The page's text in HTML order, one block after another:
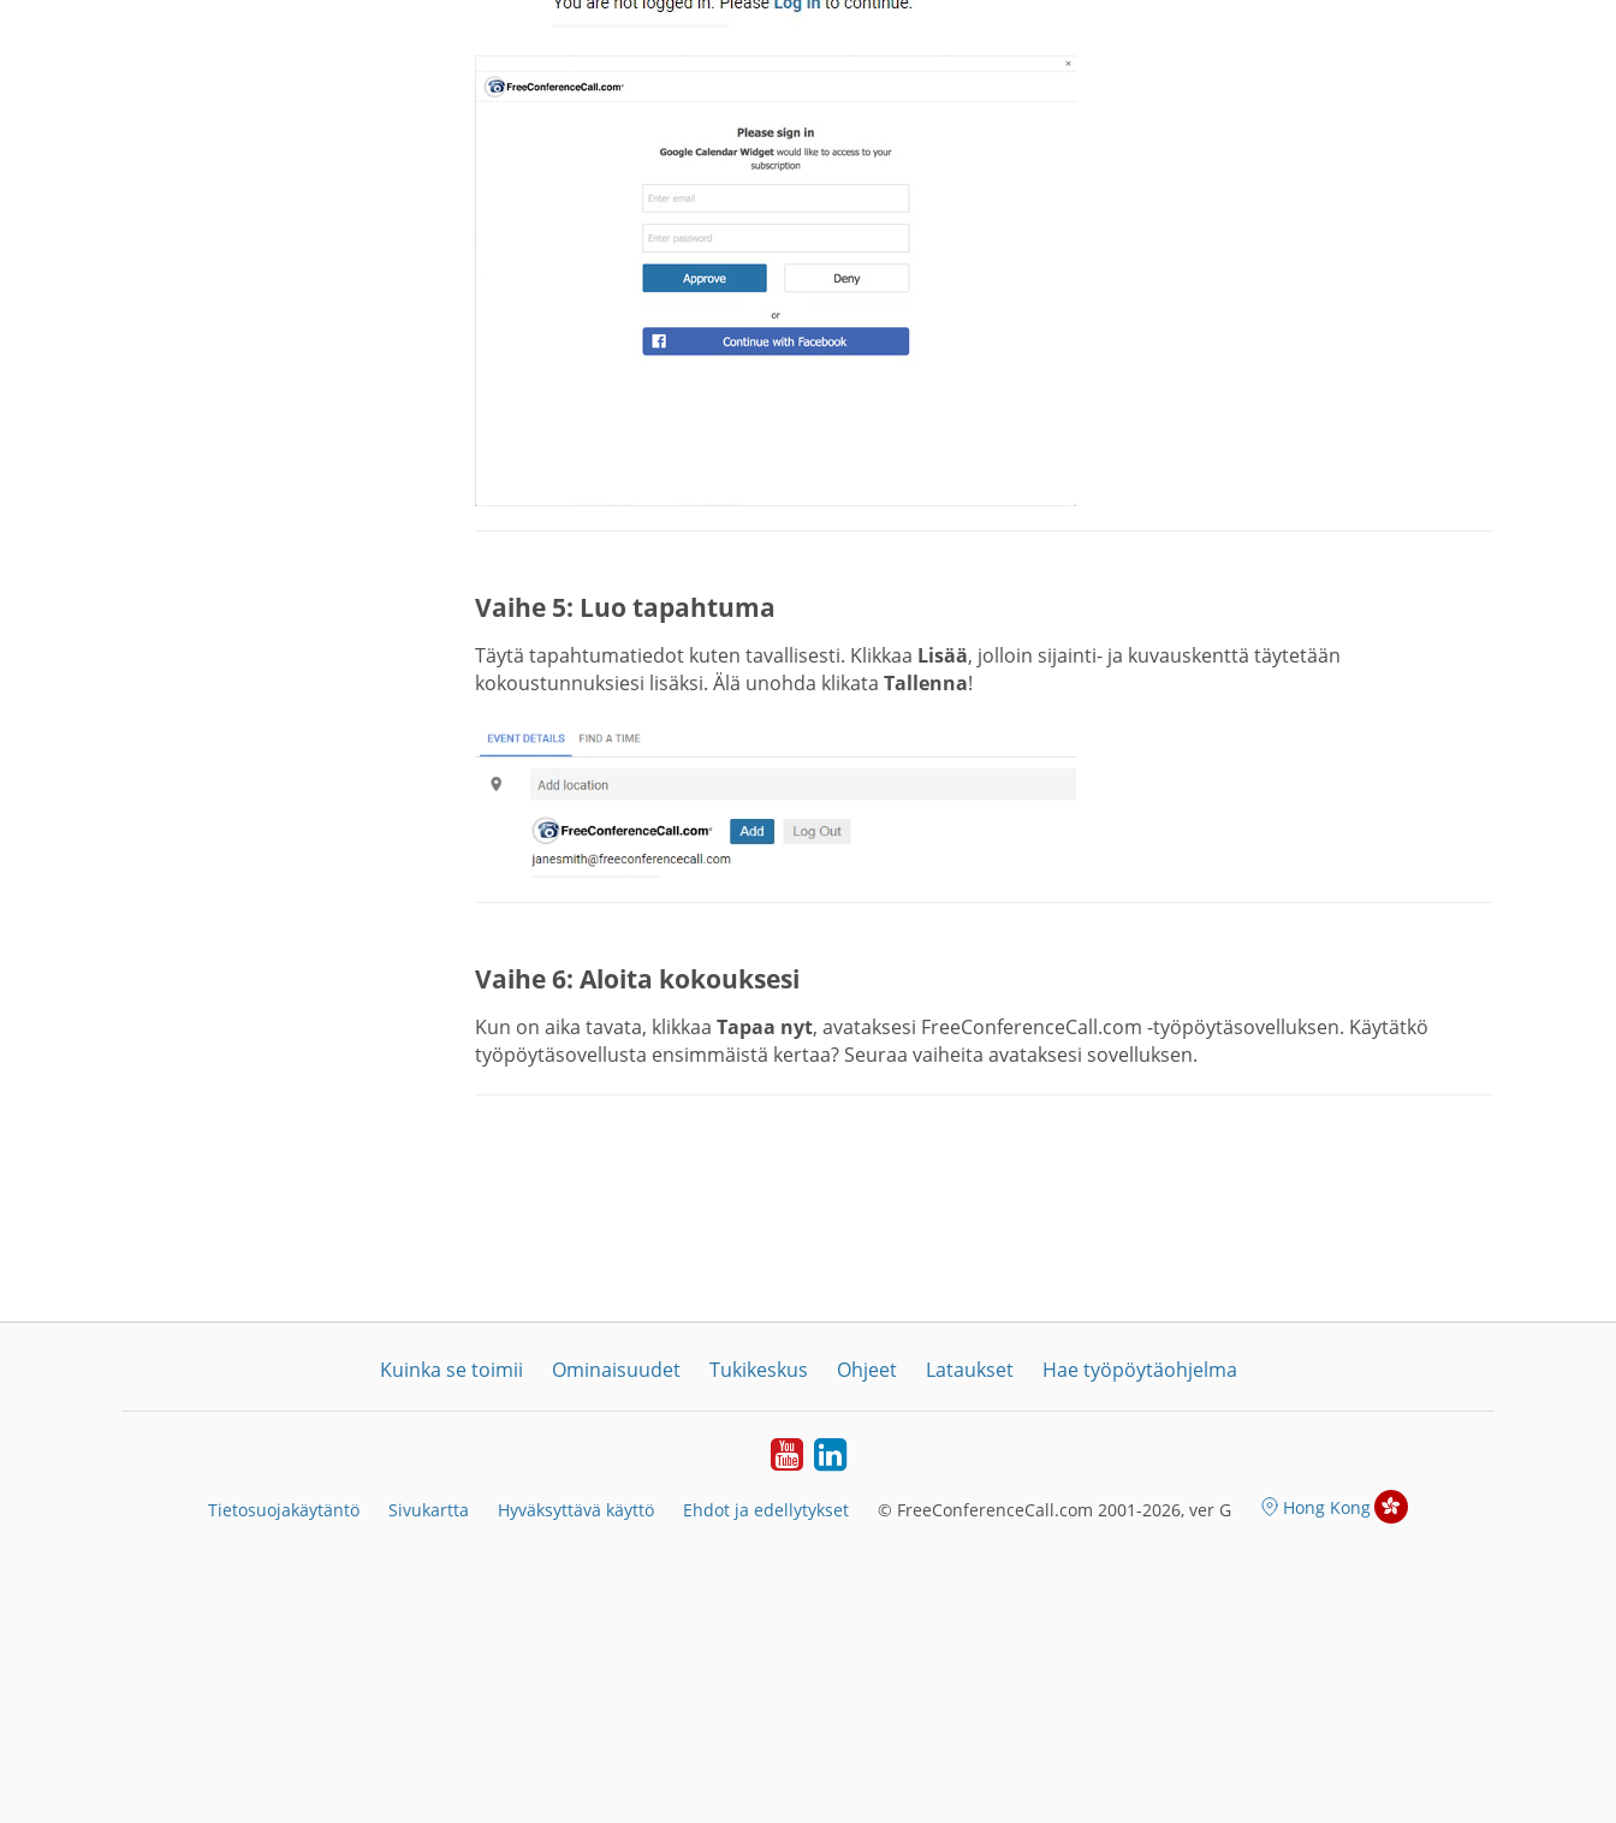
Vaihe 5: Luo tapahtuma
Täytä tapahtumatiedot kuten tavallisesti. Klikkaa Lisää, jolloin sijainti- ja kuvauskenttä täytetään
kokoustunnuksiesi lisäksi. Älä unohda klikata Tallenna!
Vaihe 6: Aloita kokouksesi
Kun on aika tavata, klikkaa Tapaa nyt, avataksesi FreeConferenceCall.com -työpöytäsovelluksen. Käytätkö
työpöytäsovellusta ensimmäistä kertaa? Seuraa vaiheita avataksesi sovelluksen.
Kuinka se toimii Ominaisuudet Tukikeskus Ohjeet Lataukset Hae työpöytäohjelma
YouTubeLinkedIn
Tietosuojakäytäntö Sivukartta Hyväksyttävä käyttö Ehdot ja edellytykset © FreeConferenceCall.com 2001-2026, ver G Hong Kong